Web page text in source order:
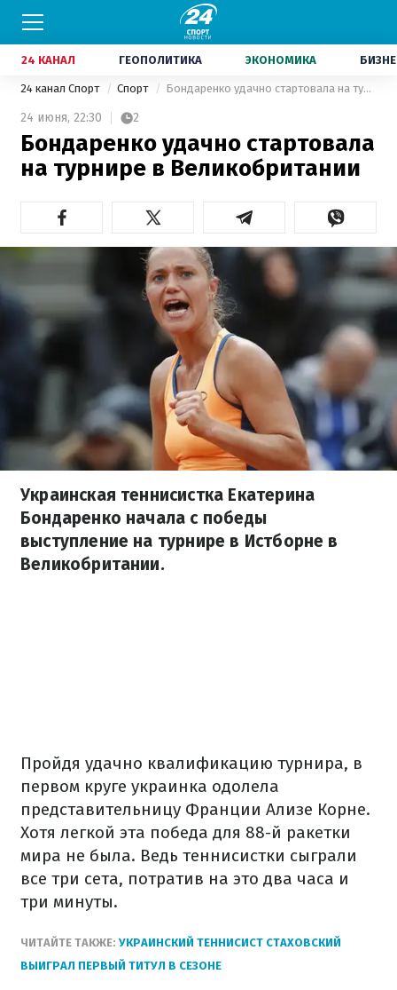
24 КАНАЛ ГЕОПОЛИТИКА ЭКОНОМИКА
24 канал Спорт Спорт Бондаренко удачно стартовала на турнире в Великобритании
24 июня, 22:30 2
Бондаренко удачно стартовала
на турнире в Великобритании
Украинская теннисистка Екатерина
Бондаренко начала с победы
выступление на турнире в Истборне в
Великобритании.
Пройдя удачно квалификацию турнира, в
первом круге украинка одолела
представительницу Франции Ализе Корне.
Хотя легкой эта победа для 88-й ракетки
мира не была. Ведь теннисистки сыграли
все три сета, потратив на это два часа и
три минуты.
ЧИТАЙТЕ ТАКЖЕ: УКРАИНСКИЙ ТЕННИСИСТ СТАХОВСКИЙ
ВЫИГРАЛ ПЕРВЫЙ ТИТУЛ В СЕЗОНЕ